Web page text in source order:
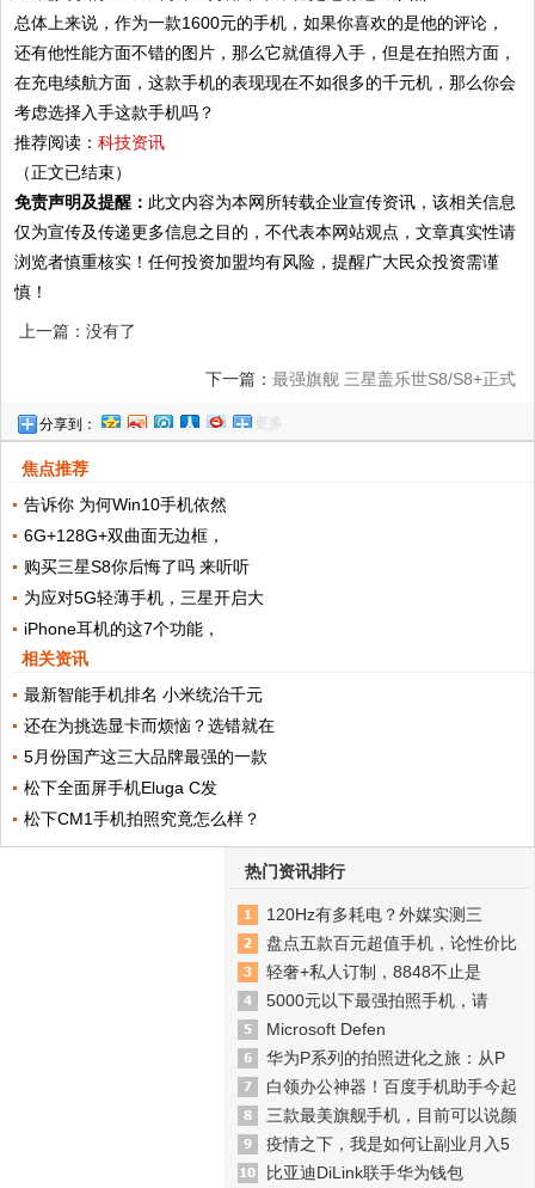
总体上来说，作为一款1600元的手机，如果你喜欢的是他的评论，
还有他性能方面不错的图片，那么它就值得入手，但是在拍照方面，
在充电续航方面，这款手机的表现现在不如很多的千元机，那么你会
考虑选择入手这款手机吗？
推荐阅读：科技资讯
（正文已结束）
免责声明及提醒： 此文内容为本网所转载企业宣传资讯，该相关信息
仅为宣传及传递更多信息之目的，不代表本网站观点，文章真实性请
浏览者慎重核实！任何投资加盟均有风险，提醒广大民众投资需谨
慎！
上一篇：没有了
下一篇： 最强旗舰 三星盖乐世S8/S8+正式
分享到： 更多
焦点推荐
告诉你 为何Win10手机依然
6G+128G+双曲面无边框，
购买三星S8你后悔了吗 来听听
为应对5G轻薄手机，三星开启大
iPhone耳机的这7个功能，
相关资讯
最新智能手机排名 小米统治千元
还在为挑选显卡而烦恼？选错就在
5月份国产这三大品牌最强的一款
松下全面屏手机Eluga C发
松下CM1手机拍照究竟怎么样？
热门资讯排行
120Hz有多耗电？外媒实测三
盘点五款百元超值手机，论性价比
轻奢+私人订制，8848不止是
5000元以下最强拍照手机，请
Microsoft Defen
华为P系列的拍照进化之旅：从P
白领办公神器！百度手机助手今起
三款最美旗舰手机，目前可以说颜
疫情之下，我是如何让副业月入5
比亚迪DiLink联手华为钱包